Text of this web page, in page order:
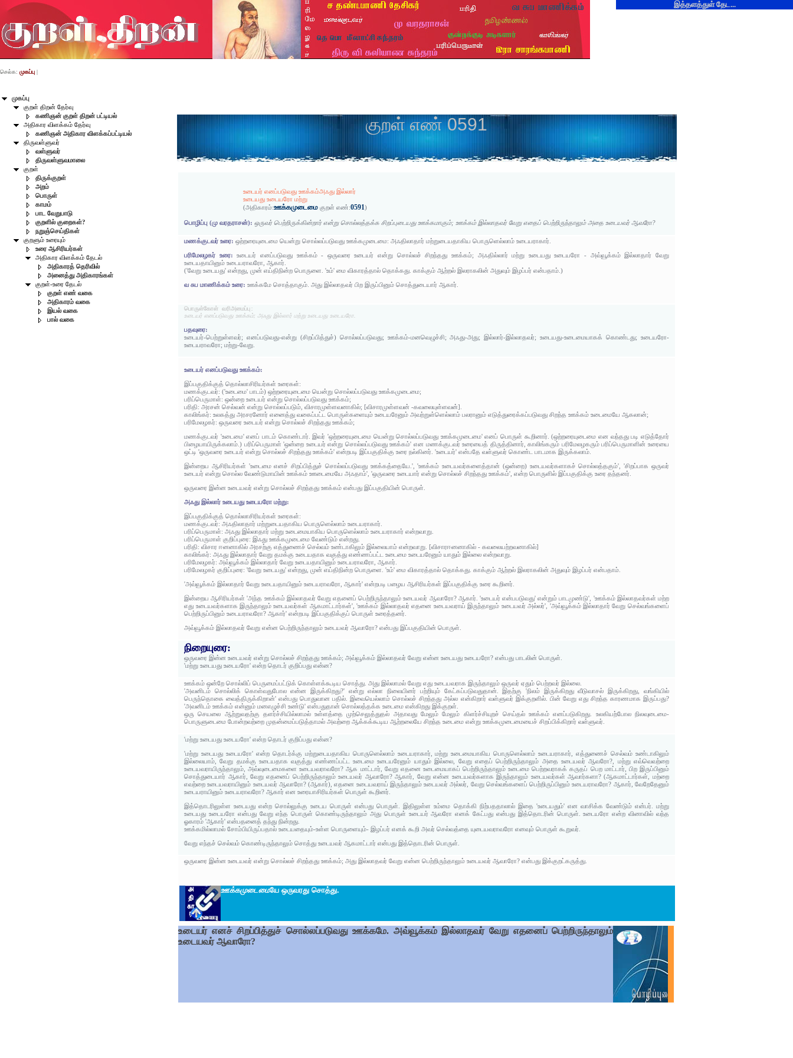
இத்தளத்துள் தேட...
முகப்பு
குறள் திறன் தேர்வு
கணிஞன் குறள் திறன் பட்டியல்
அதிகார விளக்கம் தேர்வு
கணிஞன் அதிகார விளக்கப்பட்டியல்
திருவள்ளுவர்
வள்ளுவர்
திருவள்ளுவமாலை
குறள்
திருக்குறள்
அறம்
பொருள்
காமம்
பாட வேறுபாடு
குறளில் குறைகள்?
நறுஞ்செய்திகள்
குறளும் உரையும்
உரை ஆசிரியர்கள்
அதிகார விளக்கம் தேடல்
அதிகாரத் தெரிவில்
அனைத்து அதிகாரங்கள்
குறள்-உரை தேடல்
குறள் எண் வகை
அதிகாரம் வகை
இயல் வகை
பால் வகை
செல்க: முகப்பு |
குறள் எண் 0591
உடையர் எனப்படுவது ஊக்கம்அஃது இல்லார்
உடையது உடையரோ மற்று
(அதிகாரம்:ஊக்கமுடைமை குறள் எண்:0591)
பொழிப்பு (மு வரதராசன்): ஒருவர் பெற்றிருக்கின்றார் என்று சொல்லத்தக்க சிறப்புடையது ஊக்கமாகும்; ஊக்கம் இல்லாதவர் வேறு எதைப் பெற்றிருந்தாலும் அதை உடையவர் ஆவரோ?
மணக்குடவர் உரை:ஒற்றரையுடைமை யென்று சொல்லப்படுவது ஊக்கமுடைமை: அஃதிலாதார் மற்றுடையதாகிய பொருளெல்லாம் உடையராகார்.
பரிமேலழகர் உரை:உடையர் எனப்படுவது ஊக்கம் - ஒருவரை உடையர் என்று சொல்லச் சிறந்தது ஊக்கம்; அஃதில்லார் மற்று உடையது உடையரோ - அவ்வூக்கம் இல்லாதார் வேறு
உடையதாயினும் உடையராவரோ, ஆகார்.
('வேறு உடையது' என்றது, முன் எய்திநின்ற பொருளை. 'உம்' மை விகாரத்தால் தொக்கது. காக்கும் ஆற்றல் இலராகலின் அதுவும் இழப்பர் என்பதாம்.)
வ சுப மாணிக்கம் உரை:ஊக்கமே சொத்தாகும். அது இல்லாதவர் பிற இருப்பினும் சொத்துடையார் ஆகார்.
பொருள்கோள் வரிஅமைப்பு:
உடையர் எனப்படுவது ஊக்கம்; அஃது இல்லார் மற்று உடையது உடையரோ.
பதவுரை:
உடையர்-பெற்றுள்ளவர்; எனப்படுவது-என்று (சிறப்பித்துச்) சொல்லப்படுவது; ஊக்கம்-மனவெழுச்சி; அஃது-அது; இல்லார்-இல்லாதவர்; உடையது-உடைமையாகக் கொண்டது; உடையரோ-
உடையராவரோ; மற்று-வேறு.
உடையர் எனப்படுவது ஊக்கம்:
இப்பகுதிக்குத் தொல்லாசிரியர்கள் உரைகள்:
மணக்குடவர்: ('உடைமை' பாடம்) ஒற்றரையுடைமை யென்று சொல்லப்படுவது ஊக்கமுடைமை;
பரிப்பெருமாள்: ஒன்றை உடையர் என்று சொல்லப்படுவது ஊக்கம்;
பரிதி: அரசன் செல்வன் என்று சொல்லப்படும், விசாரமுள்ளவனாகில்; [விசாரமுள்ளவன் -கவலையுள்ளவன்].
காலிங்கர்: உலகத்து அரசரனோர் எனைத்து வகைப்பட்ட பொருள்களையும் உடையரேனும் அவற்றுள்ளெல்லாம் பலரானும் எடுத்துரைக்கப்படுவது சிறந்த ஊக்கம் உடைமையே ஆகலான்;
பரிமேலழகர்: ஒருவரை உடையர் என்று சொல்லச் சிறந்தது ஊக்கம்;
மணக்குடவர் 'உடைமை' எனப் பாடம் கொண்டார். இவர் 'ஒற்றரையுடைமை யென்று சொல்லப்படுவது ஊக்கமுடைமை' எனப் பொருள் கூறினார். (ஒற்றரையுடைமை என வந்தது படி எடுத்தோர்
பிழையாயிருக்கலாம்.) பரிப்பெருமாள் 'ஒன்றை உடையர் என்று சொல்லப்படுவது ஊக்கம்' என மணக்குடவர் உரையைத் திருத்தினார், காலிங்கரும் பரிமேலழகரும் பரிப்பெருமாளின் உரையை
ஒட்டி 'ஒருவரை உடையர் என்று சொல்லச் சிறந்தது ஊக்கம்' என்றபடி இப்பகுதிக்கு உரை நல்கினர். 'உடையர்' என்பதே வள்ளுவர் கொண்ட பாடமாக இருக்கலாம்.
இன்றைய ஆசிரியர்கள் 'உடைமை எனச் சிறப்பித்துச் சொல்லப்படுவது ஊக்கத்தையே.', 'ஊக்கம் உடையவர்களைத்தான் (ஒன்றை) உடையவர்களாகச் சொல்லத்தகும்', 'சிறப்பாக ஒருவர்
உடையர் என்று சொல்ல வேண்டுமாயின் ஊக்கம் ஊடைமையே அஃதாம்', 'ஒருவரை உடையார் என்று சொல்லச் சிறந்தது ஊக்கம்', என்ற பொருளில் இப்பகுதிக்கு உரை தந்தனர்.
ஒருவரை இன்ன உடையவர் என்று சொல்லச் சிறந்தது ஊக்கம் என்பது இப்பகுதியின் பொருள்.
அஃது இல்லார் உடையது உடையரோ மற்று:
இப்பகுதிக்குத் தொல்லாசிரியர்கள் உரைகள்:
மணக்குடவர்: அஃதிலாதார் மற்றுடையதாகிய பொருளெல்லாம் உடையராகார்.
பரிப்பெருமாள்: அஃது இல்லாதார் மற்று உடைமையாகிய பொருளெல்லாம் உடையராகார் என்றவாறு.
பரிப்பெருமாள் குறிப்புரை: இஃது ஊக்கமுடைமை வேண்டும் என்றது.
பரிதி: விசார ஈனனாகில் அரசற்கு எத்துணைச் செல்வம் உண்டாகிலும் இல்லையாம் என்றவாறு. [விசாரஈனனாகில் - கவலையற்றவனாகில்]
காலிங்கர்: அஃது இல்லாதார் வேறு தமக்கு உடையதாக வகுத்து எண்ணப்பட்ட உடைமை உடையரேனும் யாதும் இல்லை என்றவாறு.
பரிமேலழகர்: அவ்வூக்கம் இல்லாதார் வேறு உடையதாயினும் உடையராவரோ, ஆகார்.
பரிமேலழகர் குறிப்புரை: 'வேறு உடையது' என்றது, முன் எய்திநின்ற பொருளை. 'உம்' மை விகாரத்தால் தொக்கது. காக்கும் ஆற்றல் இலராகலின் அதுவும் இழப்பர் என்பதாம்.
'அவ்வூக்கம் இல்லாதார் வேறு உடையதாயினும் உடையராவரோ, ஆகார்' என்றபடி பழைய ஆசிரியர்கள் இப்பகுதிக்கு உரை கூறினர்.
இன்றைய ஆசிரியர்கள் 'அந்த ஊக்கம் இல்லாதவர் வேறு எதனைப் பெற்றிருந்தாலும் உடையவர் ஆவாரோ? ஆகார். 'உடையர் என்பபடுவது' என்றும் பாடமுண்டு', 'ஊக்கம் இல்லாதவர்கள் மற்ற
எது உடையவர்களாக இருந்தாலும் உடையவர்கள் ஆகமாட்டார்கள்', 'ஊக்கம் இல்லாதவர் எதனை உடையவராய் இருந்தாலும் உடையவர் அல்லர்', 'அவ்வூக்கம் இல்லாதார் வேறு செல்வங்களைப்
பெற்றிருப்பினும் உடையராவரோ? ஆகார்' என்றபடி இப்பகுதிக்குப் பொருள் உரைத்தனர்.
அவ்வூக்கம் இல்லாதவர் வேறு என்ன பெற்றிருந்தாலும் உடையவர் ஆவாரோ? என்பது இப்பகுதியின் பொருள்.
நிறையுரை:
ஒருவரை இன்ன உடையவர் என்று சொல்லச் சிறந்தது ஊக்கம்; அவ்வூக்கம் இல்லாதவர் வேறு என்ன உடையது உடையரோ? என்பது பாடலின் பொருள்.
'மற்று உடையது உடையரோ' என்ற தொடர் குறிப்பது என்ன?
ஊக்கம் ஒன்றே சொல்லிப் பெருமைப்பட்டுக் கொள்ளக்கூடிய சொத்து. அது இல்லாமல் வேறு எது உடையவராக இருந்தாலும் ஒருவர் ஏதும் பெற்றவர் இல்லை.
'அவனிடம் சொல்லிக் கொள்வதுபோல என்ன இருக்கிறது?' என்று எல்லா நிலையினர் பற்றியும் கேட்கப்படுவதுதான். இதற்கு 'நிலம் இருக்கிறது வீடுவாசல் இருக்கிறது, வங்கியில்
பெருந்தொகை வைத்திருக்கிறான்' என்பது பொதுவான பதில். இவையெல்லாம் சொல்லச் சிறந்தது அல்ல என்கிறார் வள்ளுவர் இக்குறளில். பின் வேறு எது சிறந்த காரணமாக இருப்பது?
'அவனிடம் ஊக்கம் என்னும் மனஎழுச்சி உண்டு' என்பதுதான் சொல்லத்தக்க உடைமை என்கிறது இக்குறள்.
ஒரு செயலை ஆற்றுவதற்கு தளர்ச்சியில்லாமல் உள்ளத்தை முற்செலுத்துதல் அதாவது மேலும் மேலும் கிளர்ச்சியுறச் செய்தல் ஊக்கம் எனப்படுகிறது. உலகியற்போல நிலவுடைமை-
பொருளுடைமை போன்றவற்றை முதன்மைப்படுத்தாமல் அவற்றை ஆக்கக்கூடிய ஆற்றலையே சிறந்த உடைமை என்று ஊக்கமுடைமையைச் சிறப்பிக்கிறார் வள்ளுவர்.
'மற்று உடையது உடையரோ' என்ற தொடர் குறிப்பது என்ன?
'மற்று உடையது உடையரோ' என்ற தொடர்க்கு மற்றுடையதாகிய பொருளெல்லாம் உடையராகார், மற்று உடைமையாகிய பொருளெல்லாம் உடையராகார், எத்துணைச் செல்வம் உண்டாகிலும்
இல்லையாம், வேறு தமக்கு உடையதாக வகுத்து எண்ணப்பட்ட உடைமை உடையரேனும் யாதும் இல்லை, வேறு எதைப் பெற்றிருந்தாலும் அதை உடையவர் ஆவரோ?, மற்று எவ்வெவற்றை
உடையவராயிருந்தாலும், அவ்வுடைமைகளை உடையவராவரோ? ஆக மாட்டார், வேறு எதனை உடைமையாகப் பெற்றிருந்தாலும் உடைமை பெற்றவராகக் கருதப் பெற மாட்டார், பிற இருப்பினும்
சொத்துடையார் ஆகார், வேறு எதனைப் பெற்றிருந்தாலும் உடையவர் ஆவாரோ? ஆகார், வேறு என்ன உடையவர்களாக இருந்தாலும் உடையவர்கள் ஆவார்களா? (ஆகமாட்டார்கள், மற்றை
எவற்றை உடையவராயினும் உடையவர் ஆவாரோ? (ஆகார்), எதனை உடையவராய் இருந்தாலும் உடையவர் அல்லர், வேறு செல்வங்களைப் பெற்றிருப்பினும் உடையராவரோ? ஆகார், வேறேதேனும்
உடையராயினும் உடையராவரோ? ஆகார் என உரையாசிரியர்கள் பொருள் கூறினர்.
இத்தொடரிலுள்ள உடையது என்ற சொல்லுக்கு உடைய பொருள் என்பது பொருள். இதிலுள்ள உம்மை தொக்கி நிற்பததாலால் இதை 'உடையதும்' என வாசிக்க வேண்டும் என்பர். மற்று
உடையது உடையரோ என்பது வேறு எந்த பொருள் கொண்டிருந்தாலும் அது பொருள் உடையர் ஆவரோ எனக் கேட்பது என்பது இத்தொடரின் பொருள். உடையரோ என்ற வினாவில் வந்த
ஓகாரம் 'ஆகார்' என்பதனைத் தந்து நின்றது.
ஊக்கமில்லாமல் சோம்பியிருப்பதால் உடையதையும்-உள்ள பொருளையும்- இழப்பர் எனக் கூறி அவர் செல்வத்தை யுடையவராவரோ எனவும் பொருள் கூறுவர்.
வேறு எந்தச் செல்வம் கொண்டிருந்தாலும் சொத்து உடையவர் ஆகமாட்டார் என்பது இத்தொடரின் பொருள்.
ஒருவரை இன்ன உடையவர் என்று சொல்லச் சிறந்தது ஊக்கம்; அது இல்லாதவர் வேறு என்ன பெற்றிருந்தாலும் உடையவர் ஆவாரோ? என்பது இக்குறட்கருத்து.
ஊக்கமுடைமையே ஒருவரது சொத்து.
உடையர் எனச் சிறப்பித்துச் சொல்லப்படுவது ஊக்கமே. அவ்வூக்கம் இல்லாதவர் வேறு எதனைப் பெற்றிருந்தாலும்
உடையவர் ஆவாரோ?